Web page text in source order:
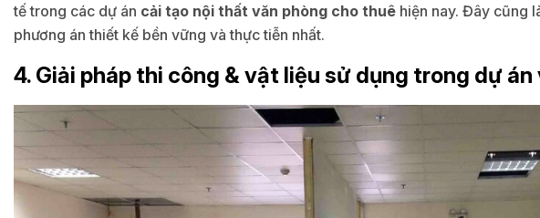
tế trong các dự án cải tạo nội thất văn phòng cho thuê hiện nay. Đây cũng
phương án thiết kế bền vững và thực tiễn nhất.
4. Giải pháp thi công & vật liệu sử dụng trong dự